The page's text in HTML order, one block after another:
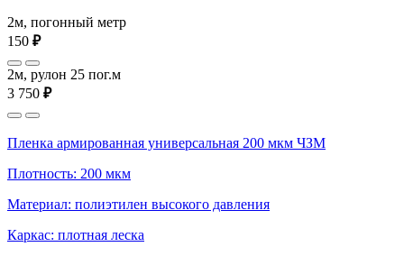
2м, погонный метр
150 ₽
2м, рулон 25 пог.м
3 750 ₽
Пленка армированная универсальная 200 мкм ЧЗМ
Плотность: 200 мкм
Материал: полиэтилен высокого давления
Каркас: плотная леска